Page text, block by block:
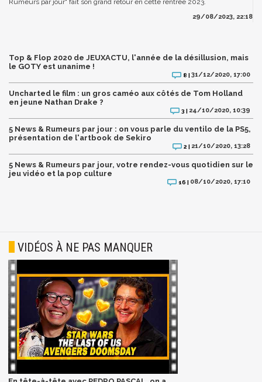
Rumeurs par jour" fait son grand retour en cette rentrée 2023.
29/08/2023, 22:18
Top & Flop 2020 de JEUXACTU, l'année de la désillusion, mais
le GOTY est unanime !
8 |31/12/2020, 17:00
Uncharted le film : un gros caméo aux côtés de Tom Holland
en jeune Nathan Drake ?
3 | 24/10/2020, 10:39
5 News & Rumeurs par jour : on vous parle du ventilo de la PS5,
présentation de l'artbook de Sekiro
2 | 21/10/2020, 13:28
5 News & Rumeurs par jour, votre rendez-vous quotidien sur le
jeu vidéo et la pop culture
16 | 08/10/2020, 17:10
VIDÉOS À NE PAS MANQUER